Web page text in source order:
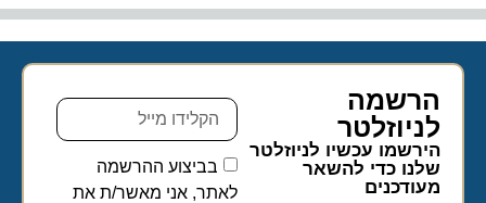
הרשמה
לניוזלטר​
הירשמו עכשיו לניוזלטר
שלנו כדי להשאר
מעודכנים
בביצוע ההרשמה
לאתר, אני מאשר/ת את